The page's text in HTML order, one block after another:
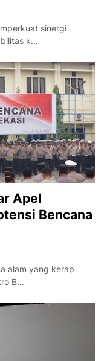
sinergi
k…
Apel
Bencana
alam yang kerap
B…